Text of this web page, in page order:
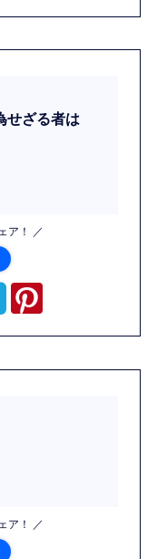
せざる者は
ア！ ／
ア！ ／